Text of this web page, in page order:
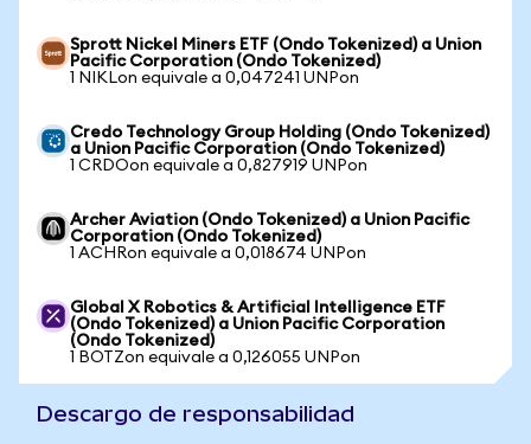
Sprott Nickel Miners ETF (Ondo Tokenized) a Union
Pacific Corporation (Ondo Tokenized)
1 NIKLon equivale a 0,047241 UNPon
Credo Technology Group Holding (Ondo Tokenized)
a Union Pacific Corporation (Ondo Tokenized)
1 CRDOon equivale a 0,827919 UNPon
Archer Aviation (Ondo Tokenized) a Union Pacific
Corporation (Ondo Tokenized)
1 ACHRon equivale a 0,018674 UNPon
Global X Robotics & Artificial Intelligence ETF
(Ondo Tokenized) a Union Pacific Corporation
(Ondo Tokenized)
1 BOTZon equivale a 0,126055 UNPon
Descargo de responsabilidad